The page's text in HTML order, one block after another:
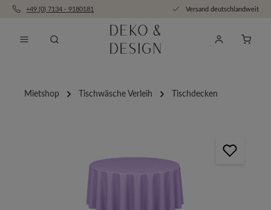
Zum Hauptinhalt springen
+49 (0) 7134 - 9180181 Versand deutschlandweit
Mietshop Tischwäsche Verleih Tischdecken